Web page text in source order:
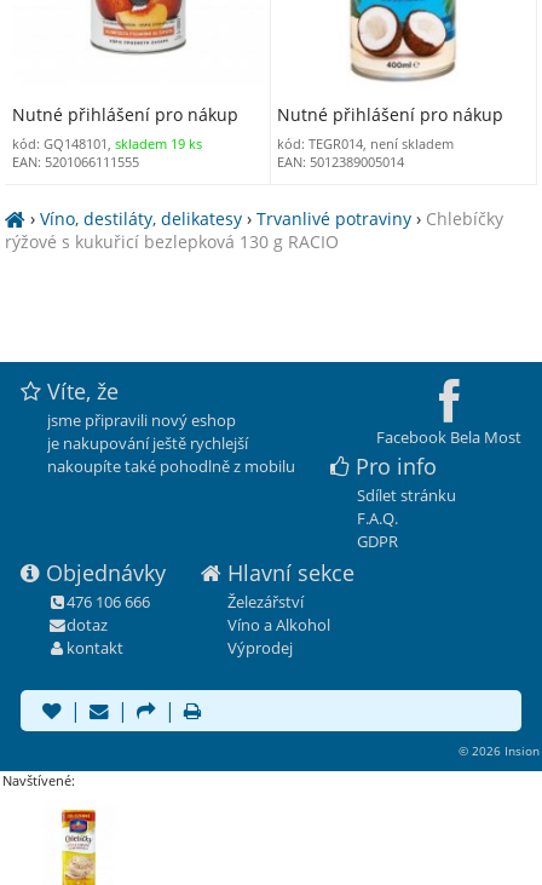
Nutné přihlášení pro nákup
kód: GQ148101, skladem 19 ks
EAN: 5201066111555
Nutné přihlášení pro nákup
kód: TEGR014, není skladem
EAN: 5012389005014
›Víno, destiláty, delikatesy ›Trvanlivé potraviny › Chlebíčky
rýžové s kukuřicí bezlepková 130 g RACIO
Facebook Bela Most
Víte, že
jsme připravili nový eshop
je nakupování ještě rychlejší
nakoupíte také pohodlně z mobilu
Pro info
Sdílet stránku
F.A.Q.
GDPR
Objednávky
476 106 666
dotaz
kontakt
Hlavní sekce
Železářství
Víno a Alkohol
Výprodej
| | |
© 2026 Insion
Navštívené: